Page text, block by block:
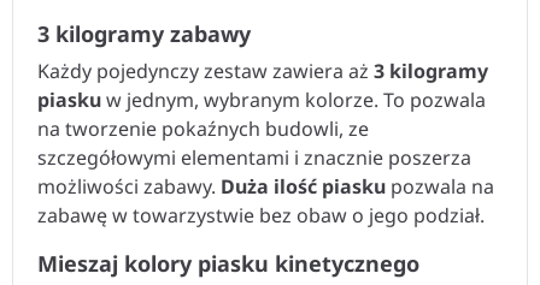
3 kilogramy zabawy
Każdy pojedynczy zestaw zawiera aż 3 kilogramy
piaskuw jednym, wybranym kolorze. To pozwala
na tworzenie pokaźnych budowli, ze
szczegółowymi elementami i znacznie poszerza
możliwości zabawy. Duża ilość piasku pozwala na
zabawę w towarzystwie bez obaw o jego podział.
Mieszaj kolory piasku kinetycznego